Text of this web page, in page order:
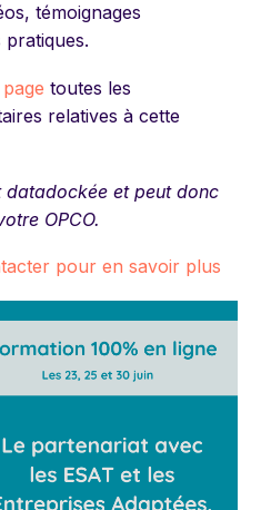
témoignages
pratiques.
toutes les
relatives à cette
et peut donc
OPCO.
pour en savoir plus